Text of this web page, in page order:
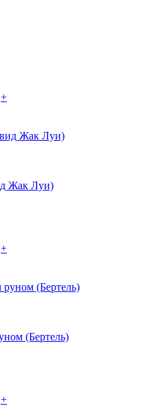
+
Жак Луи)
+
(Бертель)
+